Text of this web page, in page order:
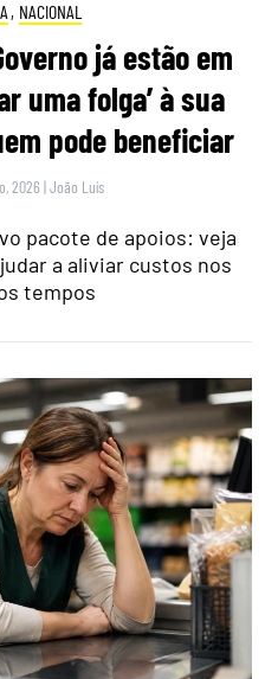
, NACIONAL
já estão em
uma folga’ à sua
pode beneficiar
2026 |João Luís
pacote de apoios: veja
a aliviar custos nos
tempos